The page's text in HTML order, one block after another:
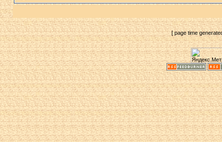
[ page time